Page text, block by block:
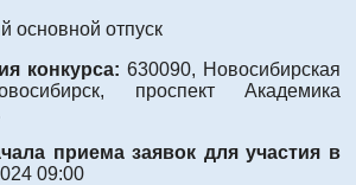
основной отпуск
конкурса: 630090, Новосибирская
проспект Академика
приема заявок для участия в
09:00